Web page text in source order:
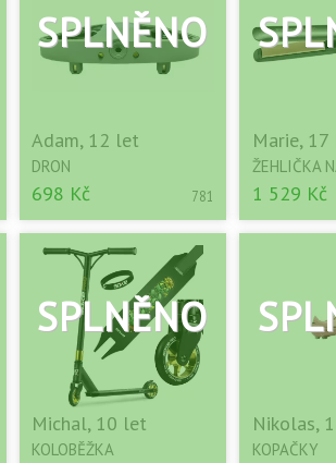
Adam, 12 let
DRON
698 Kč 781
Marie,
ŽEHLIČKA
1 529 Kč
Michal, 10 let
KOLOBĚŽKA
Nikolas,
KOPAČKY